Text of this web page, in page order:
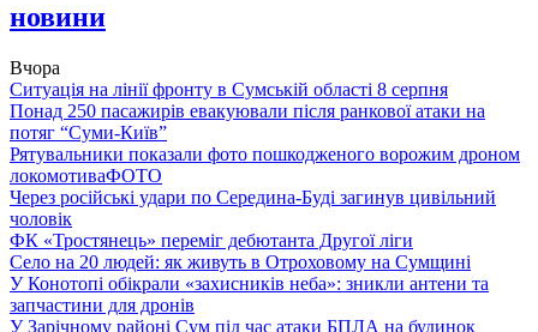
новини
Вчора
Ситуація на лінії фронту в Сумській області 8 серпня
Понад 250 пасажирів евакуювали після ранкової атаки на
потяг “Суми-Київ”
Рятувальники показали фото пошкодженого ворожим дроном
локомотиваФОТО
Через російські удари по Середина-Буді загинув цивільний
чоловік
ФК «Тростянець» переміг дебютанта Другої ліги
Село на 20 людей: як живуть в Отроховому на Сумщині
У Конотопі обікрали «захисників неба»: зникли антени та
запчастини для дронів
У Зарічному районі Сум під час атаки БПЛА на будинок